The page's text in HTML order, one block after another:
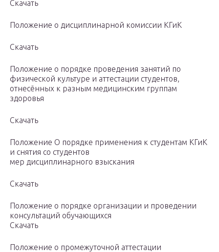
Скачать
Положение о дисциплинарной комиссии КГиК
Скачать
Положение о порядке проведения занятий по
физической культуре и аттестации студентов,
отнесённых к разным медицинским группам
здоровья
Скачать
Положение О порядке применения к студентам КГиК
и снятия со студентов
мер дисциплинарного взыскания
Скачать
Положение о порядке организации и проведении
консультаций обучающихся
Скачать
Положение о промежуточной аттестации